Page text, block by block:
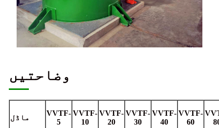
وضاحتیں
ماڈل
VVTF-
5
VVTF-
10
VVTF-
20
VVTF-
30
VVTF-
40
VVTF-
60